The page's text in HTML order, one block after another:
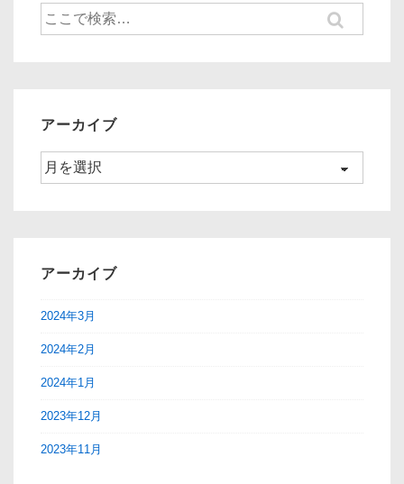
ー
ン
検
索
アーカイブ
ア
アーカイブ
2024年3月
2024年2月
2024年1月
2023年12月
2023年11月